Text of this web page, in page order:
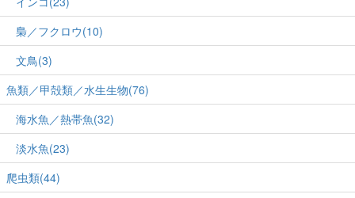
梟／フクロウ(10)
文鳥(3)
魚類／甲殻類／水生生物(76)
海水魚／熱帯魚(32)
淡水魚(23)
爬虫類(44)